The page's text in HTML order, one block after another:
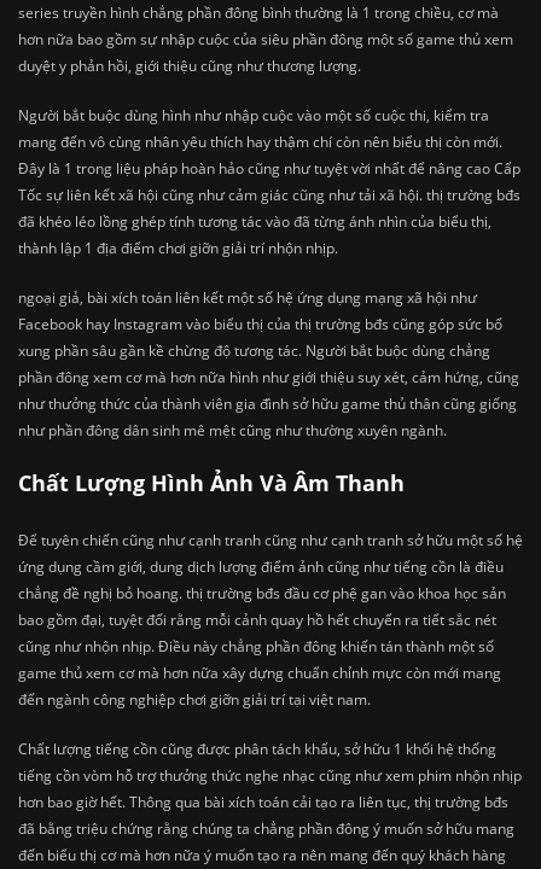
series truyền hình chẳng phần đông bình thường là 1 trong chiều, cơ mà
hơn nữa bao gồm sự nhập cuộc của siêu phần đông một số game thủ xem
duyệt y phản hồi, giới thiệu cũng như thương lượng.
Người bắt buộc dùng hình như nhập cuộc vào một số cuộc thi, kiểm tra
mang đến vô cùng nhân yêu thích hay thậm chí còn nên biểu thị còn mới.
Đây là 1 trong liệu pháp hoàn hảo cũng như tuyệt vời nhất để nâng cao Cấp
Tốc sự liên kết xã hội cũng như cảm giác cũng như tải xã hội. thị trường bđs
đã khéo léo lồng ghép tính tương tác vào đã từng ánh nhìn của biểu thị,
thành lập 1 địa điểm chơi giỡn giải trí nhộn nhịp.
ngoại giả, bài xích toán liên kết một số hệ ứng dụng mạng xã hội như
Facebook hay Instagram vào biểu thị của thị trường bđs cũng góp sức bổ
xung phần sâu gần kề chừng độ tương tác. Người bắt buộc dùng chẳng
phần đông xem cơ mà hơn nữa hình như giới thiệu suy xét, cảm hứng, cũng
như thưởng thức của thành viên gia đình sở hữu game thủ thân cũng giống
như phần đông dân sinh mê mệt cũng như thường xuyên ngành.
Chất Lượng Hình Ảnh Và Âm Thanh
Để tuyên chiến cũng như cạnh tranh cũng như cạnh tranh sở hữu một số hệ
ứng dụng cầm giới, dung dịch lượng điểm ảnh cũng như tiếng cồn là điều
chẳng đề nghị bỏ hoang. thị trường bđs đầu cơ phệ gan vào khoa học sản
bao gồm đại, tuyệt đối rằng mỗi cảnh quay hồ hết chuyển ra tiết sắc nét
cũng như nhộn nhịp. Điều này chẳng phần đông khiến tán thành một số
game thủ xem cơ mà hơn nữa xây dựng chuẩn chỉnh mực còn mới mang
đến ngành công nghiệp chơi giỡn giải trí tại việt nam.
Chất lượng tiếng cồn cũng được phân tách khấu, sở hữu 1 khối hệ thống
tiếng cồn vòm hỗ trợ thưởng thức nghe nhạc cũng như xem phim nhộn nhịp
hơn bao giờ hết. Thông qua bài xích toán cải tạo ra liên tục, thị trường bđs
đã bằng triệu chứng rằng chúng ta chẳng phần đông ý muốn sở hữu mang
đến biểu thị cơ mà hơn nữa ý muốn tạo ra nên mang đến quý khách hàng